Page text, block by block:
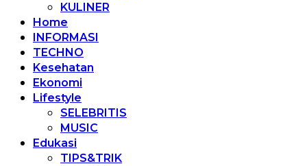
KULINER
Home
INFORMASI
TECHNO
Kesehatan
Ekonomi
Lifestyle
SELEBRITIS
MUSIC
Edukasi
TIPS&TRIK